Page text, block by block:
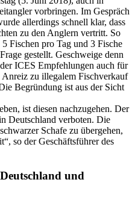
vorbringen. Im Gespräch
allerdings schnell klar, dass
zu den Anglern vertritt. So
Fischen pro Tag und 3 Fische
gestellt. Geschweige denn
ICES Empfehlungen auch für
zu illegalem Fischverkauf
Begründung ist aus der Sicht
ist diesen nachzugehen. Der
Deutschland verboten. Die
Schafe zu übergehen,
so der Geschäftsführer des
und